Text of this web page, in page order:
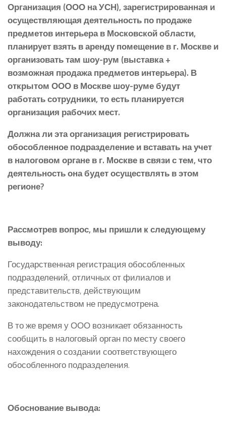
Организация (ООО на УСН), зарегистрированная и
осуществляющая деятельность по продаже
предметов интерьера в Московской области,
планирует взять в аренду помещение в г. Москве и
организовать там шоу-рум (выставка +
возможная продажа предметов интерьера). В
открытом ООО в Москве шоу-руме будут
работать сотрудники, то есть планируется
организация рабочих мест.
Должна ли эта организация регистрировать
обособленное подразделение и вставать на учет
в налоговом органе в г. Москве в связи с тем, что
деятельность она будет осуществлять в этом
регионе?
Рассмотрев вопрос, мы пришли к следующему
выводу:
Государственная регистрация обособленных
подразделений, отличных от филиалов и
представительств, действующим
законодательством не предусмотрена.
В то же время у ООО возникает обязанность
сообщить в налоговый орган по месту своего
нахождения о создании соответствующего
обособленного подразделения.
Обоснование вывода: